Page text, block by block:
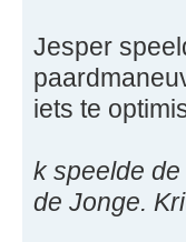
Jesper
iets te
k speelde
de Jonge.